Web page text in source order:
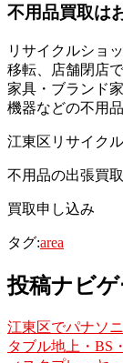
不用品買取は
リサイクルショ
移転、店舗閉店
家具・ブランド
機器などの不用
江東区リサイク
不用品の出張買
買取申し込み
タグ:area
投稿ナビ
江東区でパナソ
タブル地上・BS